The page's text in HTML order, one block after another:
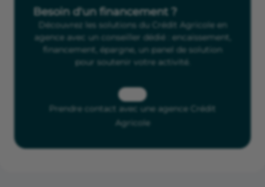
Besoin d'un financement ?
Découvrez les solutions du Crédit Agricole en
agence avec un conseiller dédié : encaissement,
financement, épargne, un panel de solution
pour soutenir votre activité.
Prendre contact avec une agence Crédit
Agricole